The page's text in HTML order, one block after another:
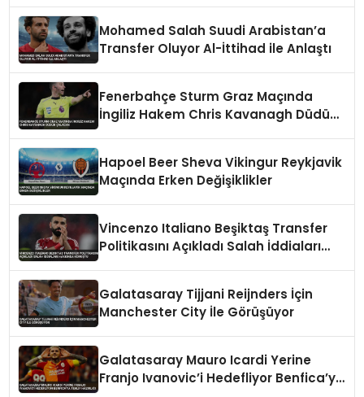
Mohamed Salah Suudi Arabistan’a
Transfer Oluyor Al-İttihad ile Anlaştı
Fenerbahçe Sturm Graz Maçında
İngiliz Hakem Chris Kavanagh Düdük
Hapoel Beer Sheva Vikingur Reykjavik
Maçında Erken Değişiklikler
Vincenzo Italiano Beşiktaş Transfer
Politikasını Açıkladı Salah İddiaları
Galatasaray Tijjani Reijnders İçin
Manchester City İle Görüşüyor
Galatasaray Mauro Icardi Yerine
Franjo Ivanovic’i Hedefliyor Benfica’ya